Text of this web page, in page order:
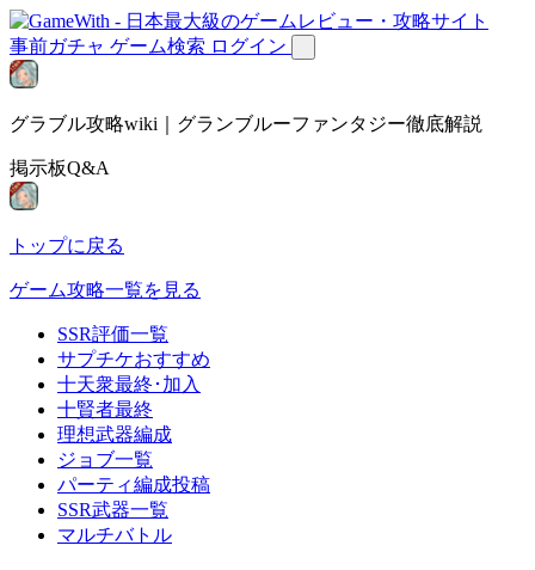
事前ガチャ ゲーム検索 ログイン
グラブル攻略wiki｜グランブルーファンタジー徹底解説
掲示板Q&A
トップに戻る
ゲーム攻略一覧を見る
SSR評価一覧
サプチケおすすめ
十天衆最終･加入
十賢者最終
理想武器編成
ジョブ一覧
パーティ編成投稿
SSR武器一覧
マルチバトル